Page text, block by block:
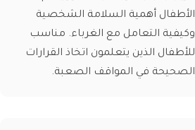
الأطفال أهمية السلامة الشخصية
وكيفية التعامل مع الغرباء. مناسب
للأطفال الذين يتعلمون اتخاذ القرارات
الصحيحة في المواقف الصعبة.